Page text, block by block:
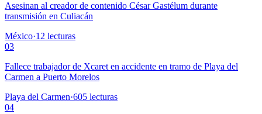
Asesinan al creador de contenido César Gastélum durante
transmisión en Culiacán
México·12 lecturas
03
Fallece trabajador de Xcaret en accidente en tramo de Playa del
Carmen a Puerto Morelos
Playa del Carmen·605 lecturas
04